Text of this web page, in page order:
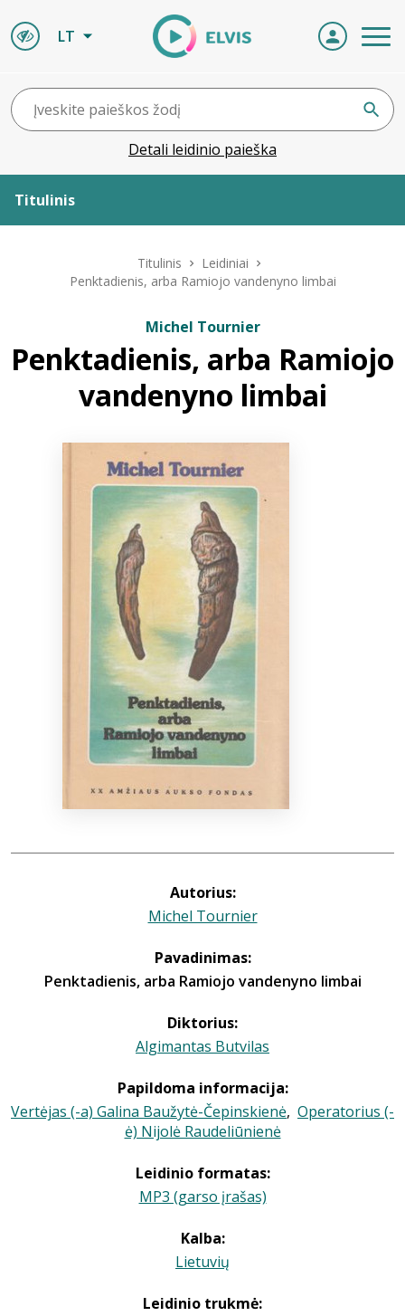
LT
Detali leidinio paieška
Titulinis
ELVIS atvyksta
Naujienos
Titulinis
Leidiniai
Penktadienis, arba Ramiojo vandenyno limbai
Michel Tournier
Penktadienis, arba Ramiojo
vandenyno limbai
Autorius:
Michel Tournier
Pavadinimas:
Penktadienis, arba Ramiojo vandenyno limbai
Diktorius:
Algimantas Butvilas
Papildoma informacija:
Vertėjas (-a) Galina Baužytė-Čepinskienė, Operatorius (-
ė) Nijolė Raudeliūnienė
Leidinio formatas:
MP3 (garso įrašas)
Kalba:
Lietuvių
Leidinio trukmė: